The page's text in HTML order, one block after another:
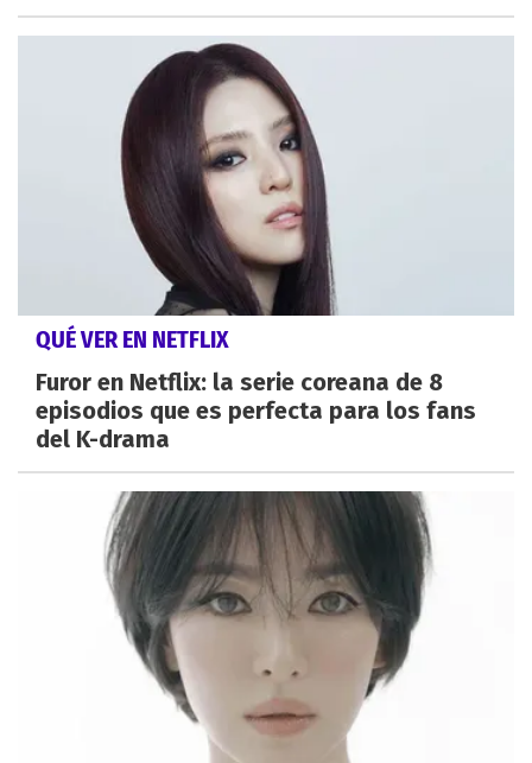
QUÉ VER EN NETFLIX
Furor en Netflix: la serie coreana de 8
episodios que es perfecta para los fans
del K-drama